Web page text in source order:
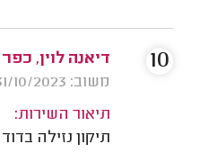
דיאנה לוין,
משוב: 31/10/2023
תיאור השירות:
תיקון נזילה
10